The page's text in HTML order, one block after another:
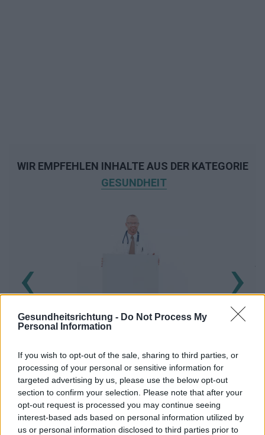
Gesundheitsrichtung - Do Not Process My
Personal Information
If you wish to opt-out of the sale, sharing to third parties, or
processing of your personal or sensitive information for
targeted advertising by us, please use the below opt-out
section to confirm your selection. Please note that after your
opt-out request is processed you may continue seeing
interest-based ads based on personal information utilized by
us or personal information disclosed to third parties prior to
WIR EMPFEHLEN INHALTE AUS DER KATEGORIE
GESUNDHEIT
Diagnose, Behandlung
‹ ›